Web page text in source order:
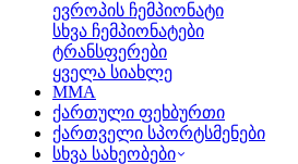
ევროპის ჩემპიონატი
სხვა ჩემპიონატები
ტრანსფერები
ყველა სიახლე
MMA
ქართული ფეხბურთი
ქართველი სპორტსმენები
სხვა სახეობები